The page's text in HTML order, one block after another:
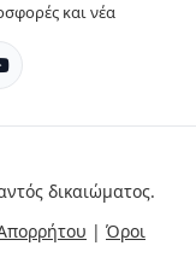
και νέα
δικαιώματος.
| Όροι